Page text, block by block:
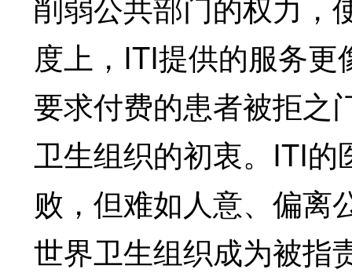
度上，ITI提供的服务
要求付费的患者被拒之
卫生组织的初衷。ITI
败，但难如人意、偏离
世界卫生组织成为被指